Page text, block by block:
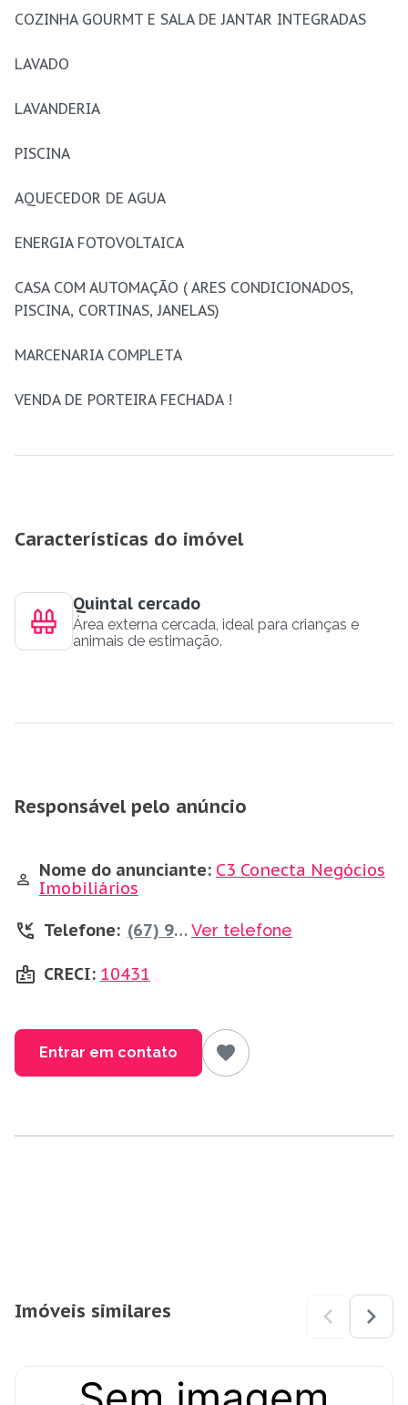
COZINHA GOURMT E SALA DE JANTAR INTEGRADAS
LAVADO
LAVANDERIA
PISCINA
AQUECEDOR DE AGUA
ENERGIA FOTOVOLTAICA
CASA COM AUTOMAÇÃO ( ARES CONDICIONADOS,
PISCINA, CORTINAS, JANELAS)
MARCENARIA COMPLETA
VENDA DE PORTEIRA FECHADA !
Características do imóvel
Quintal cercado
Área externa cercada, ideal para crianças e
animais de estimação.
Responsável pelo anúncio
Nome do anunciante: C3 Conecta Negócios
Imobiliários
Telefone:
(67) 99659-7444Ver telefone
CRECI: 10431
Entrar em contato
Imóveis similares